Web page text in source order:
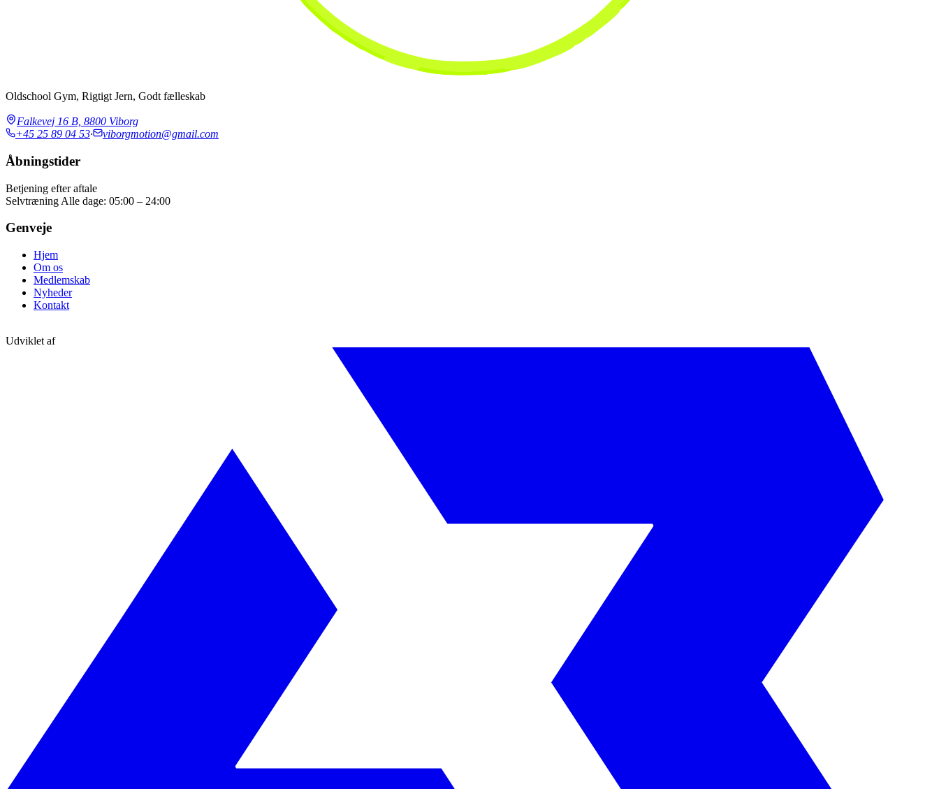
Oldschool Gym, Rigtigt Jern, Godt fælleskab
Falkevej 16 B, 8800 Viborg
+45 25 89 04 53· viborgmotion@gmail.com
Åbningstider
Betjening efter aftale
Selvtræning Alle dage: 05:00 – 24:00
Genveje
Hjem
Om os
Medlemskab
Nyheder
Kontakt
Udviklet af